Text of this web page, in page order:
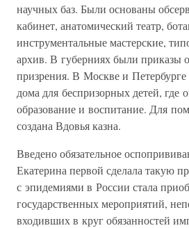
научных баз. Были основаны
кабинет, анатомический театр,
инструментальные мастерские,
архив. В губерниях были приказы
призрения. В Москве и Петербурге
дома для беспризорных детей, где
образование и воспитание. Для
создана Вдовья казна.
Введено обязательное
Екатерина первой сделала такую
с эпидемиями в России стала
государственных мероприятий,
входивших в круг обязанностей